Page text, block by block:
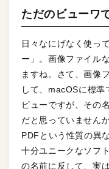
ただのビューワ
日々なにげなく使っ
ー」。画像ファイル
ますね。さて、画像
して、macOSに標
ビューですが、その
だと思っていません
PDFという性質の異
十分ユニークなソフ
の名前に反して、実